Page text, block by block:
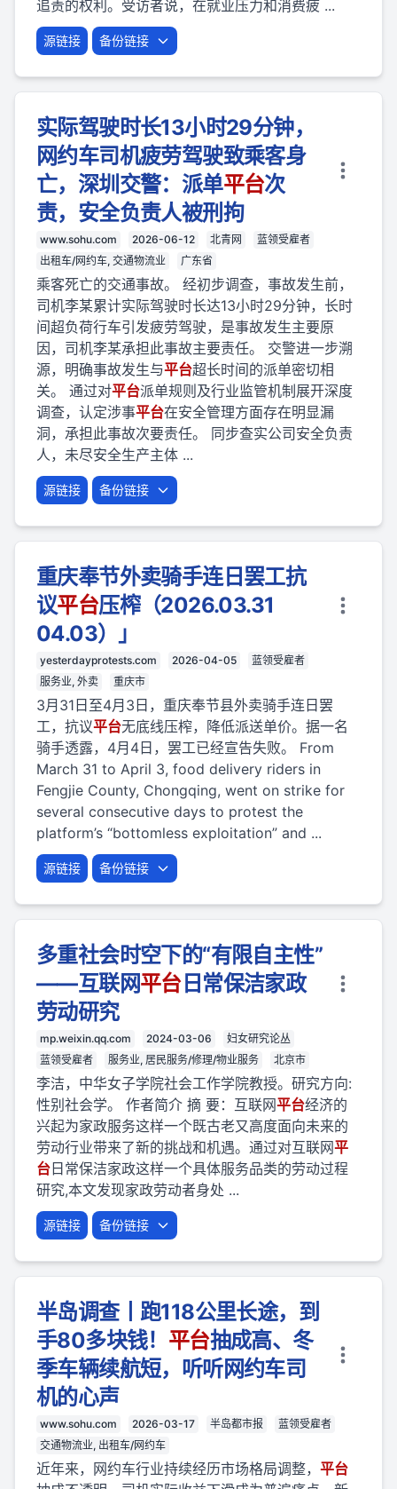
追责的权利。受访者说，在就业压力和消费疲 ...
源链接 备份链接
实际驾驶时长13小时29分钟，
网约车司机疲劳驾驶致乘客身
亡，深圳交警：派单平台次
责，安全负责人被刑拘
www.sohu.com 2026-06-12 北青网
蓝领受雇者
出租车/网约车, 交通物流业
广东省
乘客死亡的交通事故。 经初步调查，事故发生前，
司机李某累计实际驾驶时长达13小时29分钟，长时
间超负荷行车引发疲劳驾驶，是事故发生主要原
因，司机李某承担此事故主要责任。 交警进一步溯
源，明确事故发生与平台超长时间的派单密切相
关。 通过对平台派单规则及行业监管机制展开深度
调查，认定涉事平台在安全管理方面存在明显漏
洞，承担此事故次要责任。 同步查实公司安全负责
人，未尽安全生产主体 ...
源链接 备份链接
重庆奉节外卖骑手连日罢工抗
议平台压榨（2026.03.31
04.03）」
yesterdayprotests.com 2026-04-05
蓝领受雇者
服务业, 外卖
重庆市
3月31日至4月3日，重庆奉节县外卖骑手连日罢
工，抗议平台无底线压榨，降低派送单价。据一名
骑手透露，4月4日，罢工已经宣告失败。 From
March 31 to April 3, food delivery riders in
Fengjie County, Chongqing, went on strike for
several consecutive days to protest the
platform’s “bottomless exploitation” and ...
源链接 备份链接
多重社会时空下的“有限自主性”
——互联网平台日常保洁家政
劳动研究
mp.weixin.qq.com 2024-03-06
妇女研究论丛
蓝领受雇者
服务业, 居民服务/修理/物业服务 北京市
李洁，中华女子学院社会工作学院教授。研究方向:
性别社会学。 作者简介 摘 要：互联网平台经济的
兴起为家政服务这样一个既古老又高度面向未来的
劳动行业带来了新的挑战和机遇。通过对互联网平
台 日常保洁家政这样一个具体服务品类的劳动过程
研究,本文发现家政劳动者身处 ...
源链接 备份链接
半岛调查丨跑118公里长途，到
手80多块钱！ 平台抽成高、冬
季车辆续航短，听听网约车司
机的心声
www.sohu.com 2026-03-17 半岛都市报
蓝领受雇者
交通物流业, 出租车/网约车
近年来，网约车行业持续经历市场格局调整， 平台